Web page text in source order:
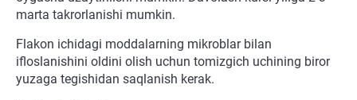
marta takrorlanishi mumkin.
Flakon ichidagi moddalarning mikroblar bilan
ifloslanishini oldini olish uchun tomizgich uchining biror
yuzaga tegishidan saqlanish kerak.